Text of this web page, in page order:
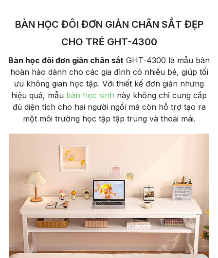
BÀN HỌC ĐÔI ĐƠN GIẢN CHÂN SẮT ĐẸP
CHO TRẺ GHT-4300
Bàn học đôi đơn giản chân sắt GHT-4300 là mẫu bàn
hoàn hảo dành cho các gia đình có nhiều bé, giúp tối
ưu không gian học tập. Với thiết kế đơn giản nhưng
hiệu quả, mẫu bàn học sinh này không chỉ cung cấp
đủ diện tích cho hai người ngồi mà còn hỗ trợ tạo ra
một môi trường học tập tập trung và thoải mái.